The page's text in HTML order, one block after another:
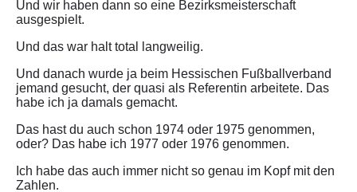
Und wir haben dann so eine Bezirksmeisterschaft
ausgespielt.
Und das war halt total langweilig.
Und danach wurde ja beim Hessischen Fußballverband
jemand gesucht, der quasi als Referentin arbeitete. Das
habe ich ja damals gemacht.
Das hast du auch schon 1974 oder 1975 genommen,
oder? Das habe ich 1977 oder 1976 genommen.
Ich habe das auch immer nicht so genau im Kopf mit den
Zahlen.